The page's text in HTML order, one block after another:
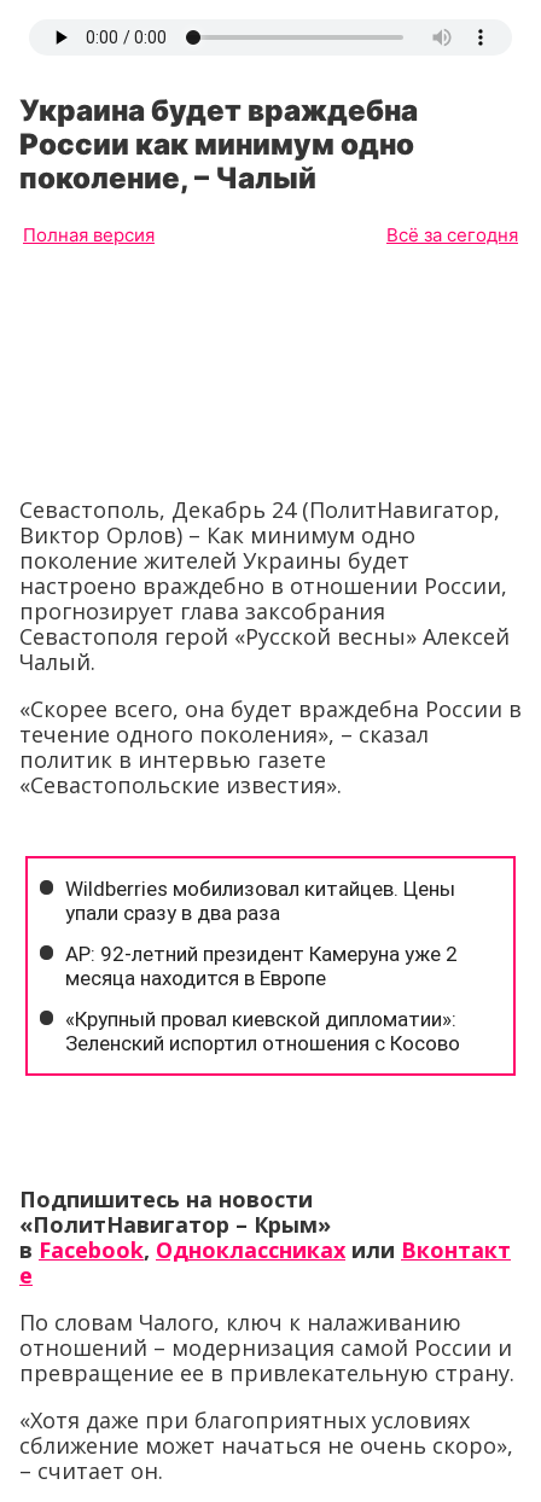
Украина будет враждебна
России как минимум одно
поколение, – Чалый
Полная версия Всё за сегодня
Севастополь, Декабрь 24 (ПолитНавигатор,
Виктор Орлов) – Как минимум одно
поколение жителей Украины будет
настроено враждебно в отношении России,
прогнозирует глава заксобрания
Севастополя герой «Русской весны» Алексей
Чалый.
«Скорее всего, она будет враждебна России в
течение одного поколения», – сказал
политик в интервью газете
«Севастопольские известия».
Подпишитесь на новости
«ПолитНавигатор – Крым»
в Facebook, Одноклассниках или Вконтакт
е
По словам Чалого, ключ к налаживанию
отношений – модернизация самой России и
превращение ее в привлекательную страну.
«Хотя даже при благоприятных условиях
сближение может начаться не очень скоро»,
– считает он.